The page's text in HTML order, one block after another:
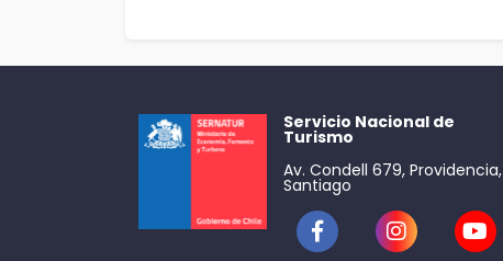
Servicio Nacional de
Turismo
Av. Condell 679, Providencia,
Santiago